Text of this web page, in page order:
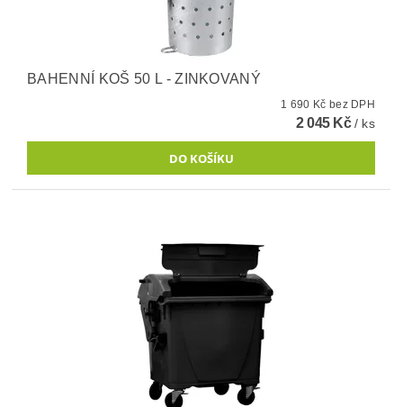
BAHENNÍ KOŠ 50 L - ZINKOVANÝ
1 690 Kč bez DPH
2 045 Kč/ ks